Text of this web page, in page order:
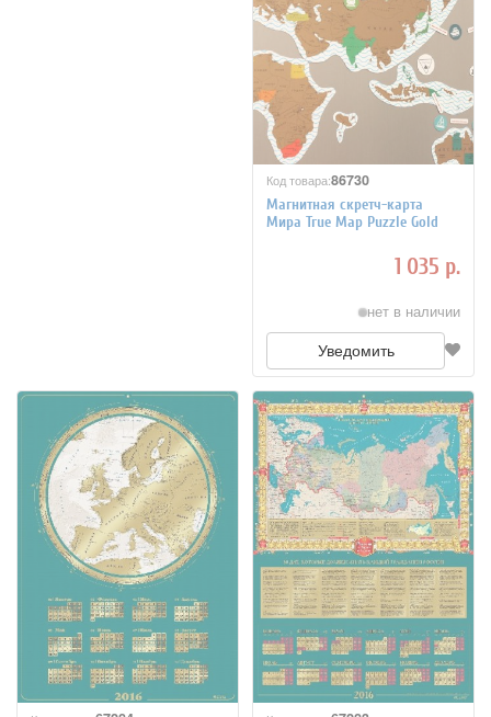
Код товара:86730
Магнитная скретч-карта
Мира True Map Puzzle Gold
1 035 р.
нет в наличии
Уведомить